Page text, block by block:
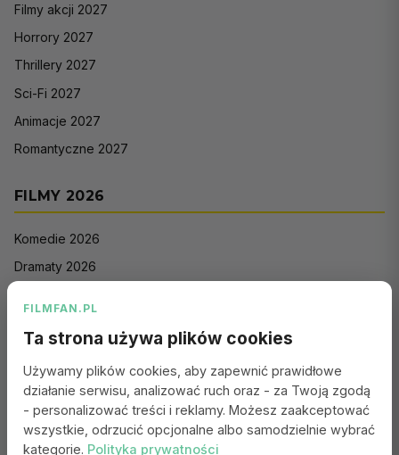
Filmy akcji 2027
Horrory 2027
Thrillery 2027
Sci-Fi 2027
Animacje 2027
Romantyczne 2027
FILMY 2026
Komedie 2026
Dramaty 2026
Sci-Fi 2026
Animacje 2026
Romantyczne 2026
FILMFAN.PL
Ta strona używa plików cookies
Używamy plików cookies, aby zapewnić prawidłowe
działanie serwisu, analizować ruch oraz - za Twoją zgodą
- personalizować treści i reklamy. Możesz zaakceptować
wszystkie, odrzucić opcjonalne albo samodzielnie wybrać
kategorie. Polityka prywatności